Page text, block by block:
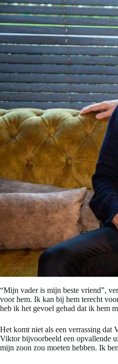
“Mijn vader is mijn beste vriend”,
voor hem. Ik kan bij hem terecht
heb ik het gevoel gehad dat ik hem
Het komt niet als een verrassing dat
Viktor bijvoorbeeld een opvallende
mijn zoon zou moeten hebben. Ik